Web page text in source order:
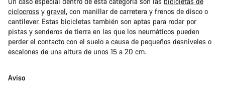
ciclocross y gravel, con manillar de carretera y frenos de disco o
cantilever. Estas bicicletas también son aptas para rodar por
pistas y senderos de tierra en las que los neumáticos pueden
perder el contacto con el suelo a causa de pequeños desniveles o
escalones de una altura de unos 15 a 20 cm.
Aviso